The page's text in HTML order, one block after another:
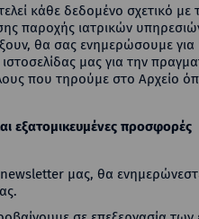
κάθε δεδομένο σχετικό
παροχής ιατρικών
θα σας ενημερώσουμε για
μας για την
που τηρούμε στο Αρχείο
εξατομικευμένες προσφορές
μας, θα